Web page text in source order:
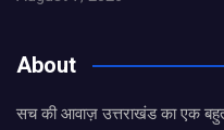
About
सच की आवाज़ उत्तराखंड का एक बहुत